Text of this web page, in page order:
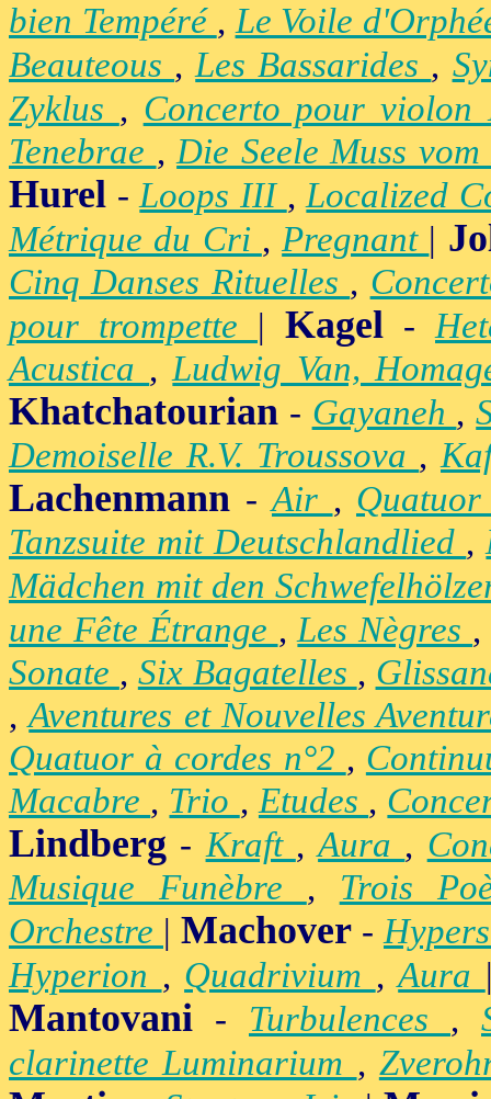
bien Tempéré ,Le Voile
Beauteous ,Les Bassarides ,
Zyklus , Concerto pour
Tenebrae ,Die Seele Muss
Hurel -Loops III ,Localized
Métrique du Cri ,Pregnant |
Cinq Danses Rituelles ,
pour trompette | Kagel -
Acustica ,Ludwig Van,
Khatchatourian - Gayaneh ,
Demoiselle R.V. Troussova ,
Lachenmann -Air ,
Tanzsuite mit Deutschlandlied ,
Mädchen mit den
une Fête Étrange ,Les Nègres ,
Sonate , Six Bagatelles ,
,Aventures et Nouvelles
Quatuor à cordes n°2 ,
Macabre , Trio ,Etudes ,
Lindberg -Kraft ,Aura ,
Musique Funèbre , Trois
Orchestre | Machover -
Hyperion , Quadrivium ,Aura
Mantovani - Turbulences ,
clarinette Luminarium ,